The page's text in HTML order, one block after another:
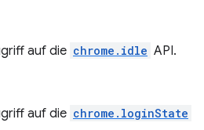
auf die chrome.idle API.
auf die chrome.loginState